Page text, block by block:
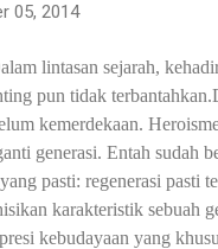
05, 2014
lintasan sejarah,
pun tidak
kemerdekaan.
generasi. Entah sudah
pasti: regenerasi pasti
karakteristik sebuah
kebudayaan yang